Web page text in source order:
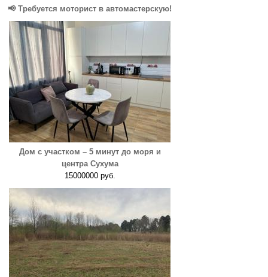
📢 Требуется моторист в автомастерскую!
Дом с участком – 5 минут до моря и
центра Сухума
15000000 руб.